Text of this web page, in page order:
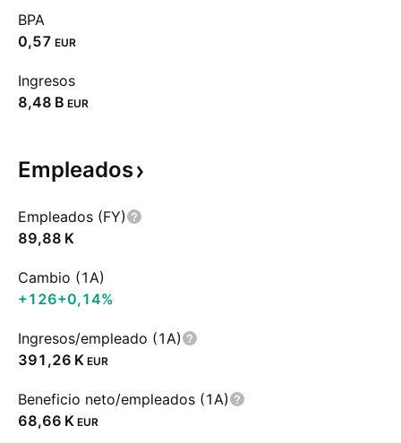
BPA
0,57 EUR
Ingresos
‪8,48 B‬ EUR
Empleados
Empleados (FY)
‪89,88 K‬
Cambio (1A)
+126+0,14%
Ingresos/empleado (1A)
‪391,26 K‬ EUR
Beneficio neto/empleados (1A)
‪68,66 K‬ EUR